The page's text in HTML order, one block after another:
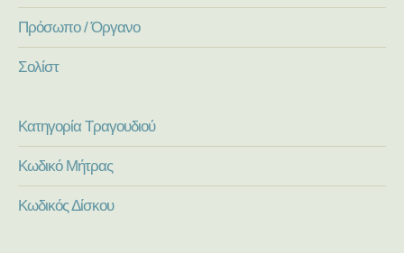
Πρόσωπο / Όργανο
Σολίστ
Κατηγορία Τραγουδιού
Κωδικό Μήτρας
Κωδικός Δίσκου